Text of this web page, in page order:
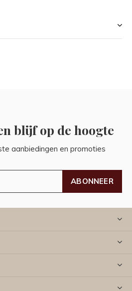
blijf op de hoogte
aanbiedingen en promoties
ABONNEER